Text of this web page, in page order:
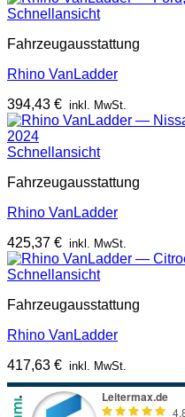
Schnellansicht
Fahrzeugausstattung
Rhino VanLadder
394,43 € inkl. MwSt.
Schnellansicht
Fahrzeugausstattung
Rhino VanLadder
425,37 € inkl. MwSt.
Schnellansicht
Fahrzeugausstattung
Rhino VanLadder
417,63 € inkl. MwSt.